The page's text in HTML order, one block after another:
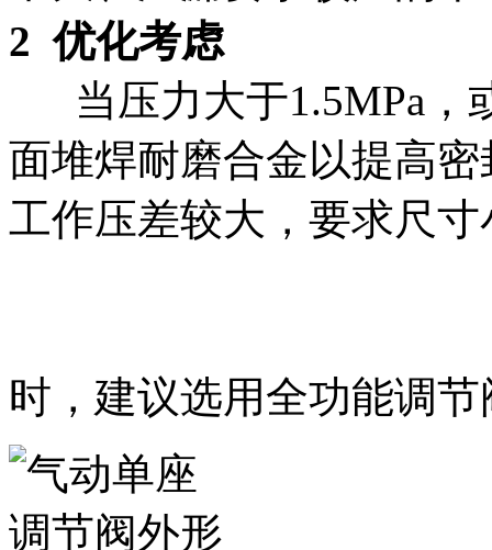
2 优化考虑
当压力大于1.5MPa，
面堆焊耐磨合金以提高
工作压差较大，要求尺
时，建议选用全功能调节